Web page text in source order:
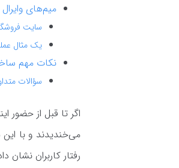
میم‌های
سایت
یک مثال
نکات مهم
سؤالات
اگر تا قبل از حضور
می‌خندیدند و با
رفتار کاربران